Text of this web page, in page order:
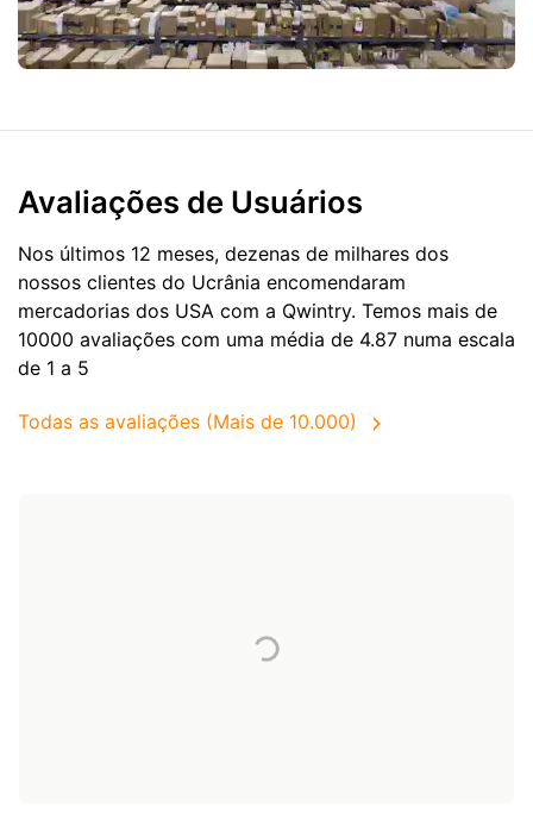
Avaliações de Usuários
Nos últimos 12 meses, dezenas de milhares dos
nossos clientes do Ucrânia encomendaram
mercadorias dos USA com a Qwintry. Temos mais de
10000 avaliações com uma média de 4.87 numa escala
de 1 a 5
Todas as avaliações (Mais de 10.000)